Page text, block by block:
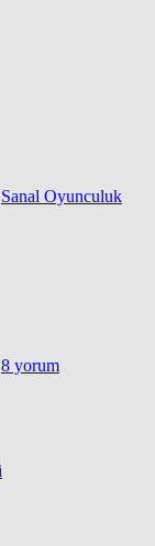
Sanal Oyunculuk
8 yorum